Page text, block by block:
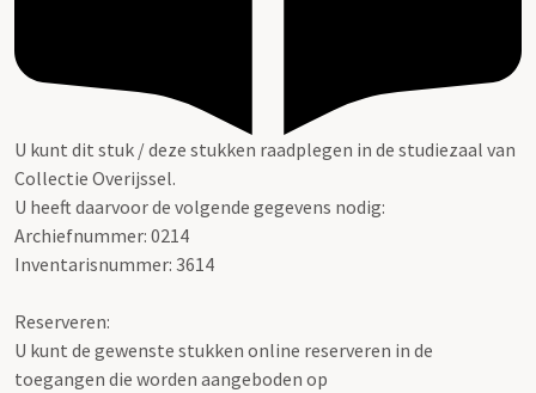
U kunt dit stuk / deze stukken raadplegen in de studiezaal van
Collectie Overijssel.
U heeft daarvoor de volgende gegevens nodig:
Archiefnummer: 0214
Inventarisnummer: 3614
Reserveren:
U kunt de gewenste stukken online reserveren in de
toegangen die worden aangeboden op